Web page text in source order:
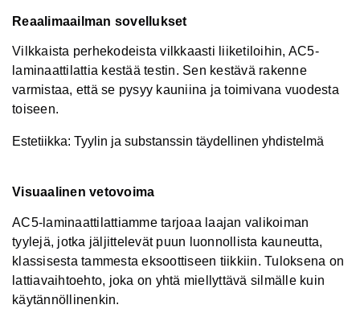
Reaalimaailman sovellukset
Vilkkaista perhekodeista vilkkaasti liiketiloihin, AC5-
laminaattilattia kestää testin. Sen kestävä rakenne
varmistaa, että se pysyy kauniina ja toimivana vuodesta
toiseen.
Estetiikka: Tyylin ja substanssin täydellinen yhdistelmä
Visuaalinen vetovoima
AC5-laminaattilattiamme tarjoaa laajan valikoiman
tyylejä, jotka jäljittelevät puun luonnollista kauneutta,
klassisesta tammesta eksoottiseen tiikkiin. Tuloksena on
lattiavaihtoehto, joka on yhtä miellyttävä silmälle kuin
käytännöllinenkin.